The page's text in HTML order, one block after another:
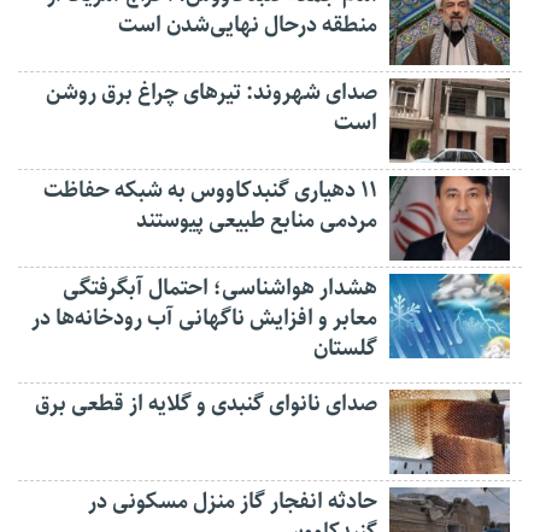
منطقه درحال نهایی‌شدن است
صدای شهروند: تیرهای چراغ برق روشن
است
۱۱ دهیاری گنبدکاووس به شبکه حفاظت
مردمی منابع طبیعی پیوستند
هشدار هواشناسی؛ احتمال آبگرفتگی
معابر و افزایش ناگهانی آب رودخانه‌ها در
گلستان
صدای نانوای گنبدی و گلایه از قطعی برق
حادثه انفجار گاز منزل مسکونی در